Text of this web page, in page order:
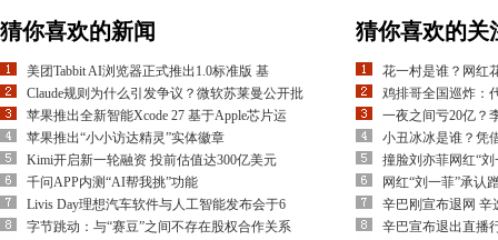
猜你喜欢的新闻
美团Tabbit AI浏览器正式推出1.0标准版 基
Claude规则为什么引发争议？微软苏莱曼公开批
苹果推出全新智能Xcode 27 基于Apple芯片运
苹果推出“小小访达精灵”实体徽章
Kimi开启新一轮融资 投前估值达300亿美元
千问APP内测“AI帮我挑”功能
Livis Day理想汽车软件与人工智能发布会于6
字节跳动：与“赛豆”之间不存在股权合作关系
猜你喜欢的关
花一村是谁？网红
鸡排哥全国巡炸：
一夜之间亏20亿？
小丑冰冰是谁？凭
撞脸刘亦菲网红“
网红“刘一菲”承认
辛巴刚宣布退网 辛
辛巴宣布退出直播